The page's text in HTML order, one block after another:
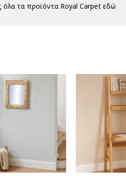
όλα τα προϊόντα Royal Carpet εδώ